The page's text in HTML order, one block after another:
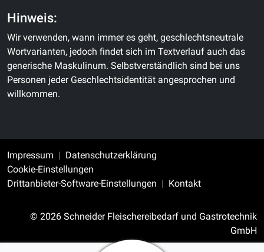
Hinweis:
Wir verwenden, wann immer es geht, geschlechtsneutrale
Wortvarianten, jedoch findet sich im Textverlauf auch das
generische Maskulinum. Selbstverständlich sind bei uns
Personen jeder Geschlechtsidentität angesprochen und
willkommen.
Impressum
Datenschutzerklärung
Cookie-Einstellungen
Drittanbieter-Software-Einstellungen
Kontakt
© 2026 Schneider Fleischereibedarf und Gastrotechnik
GmbH